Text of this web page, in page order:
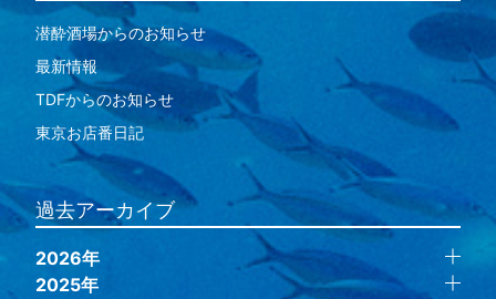
潜酔酒場からのお知らせ
最新情報
TDFからのお知らせ
東京お店番日記
過去アーカイブ
2026年
2025年